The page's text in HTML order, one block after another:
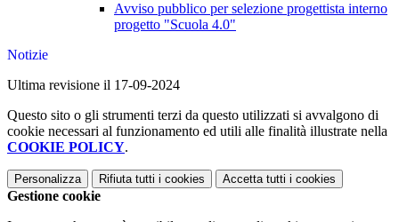
Avviso pubblico per selezione progettista interno
progetto "Scuola 4.0"
Notizie
Ultima revisione il 17-09-2024
Questo sito o gli strumenti terzi da questo utilizzati si avvalgono di
cookie necessari al funzionamento ed utili alle finalità illustrate nella
COOKIE POLICY.
Personalizza Rifiuta tutti i cookies Accetta tutti i cookies
Gestione cookie